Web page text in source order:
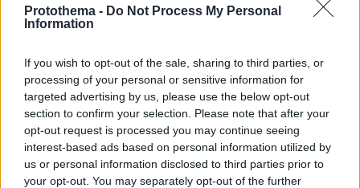
Protothema - Do Not Process My Personal
Information
If you wish to opt-out of the sale, sharing to third parties, or
processing of your personal or sensitive information for
targeted advertising by us, please use the below opt-out
section to confirm your selection. Please note that after your
opt-out request is processed you may continue seeing
interest-based ads based on personal information utilized by
us or personal information disclosed to third parties prior to
your opt-out. You may separately opt-out of the further
Η Χίλαρι Νταφ φιλοξένησε τη Μάντι Μουρ και την
οικογένειά της μετά την καταστροφή του σπιτιού τους
από τις πυρκαγιές
Η Μουρ είναι μόνο μία από τους πολλούς σταρ που
έχουν χάσει το σπίτι τους από τις φωτιές στο Λος
Άντζελες